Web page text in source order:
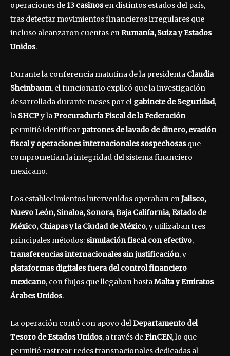
operaciones de 13 casinosen distintos estados del país,
tras detectar movimientos financieros irregulares que
incluso alcanzaron cuentas enRumanía, Suiza y Estados
Unidos.
Durante la conferencia matutina de la presidenta Claudia
Sheinbaum, el funcionario explicó que la investigación —
desarrollada durante meses por el gabinete de Seguridad,
la SHCPy laProcuraduría Fiscal de la Federación—
permitió identificar patrones de lavado de dinero, evasión
fiscal y operaciones internacionales sospechosasque
comprometían la integridad del sistema financiero
mexicano.
Los establecimientos intervenidos operaban enJalisco,
Nuevo León, Sinaloa, Sonora, Baja California, Estado de
México, Chiapas y la Ciudad de México, y utilizaban tres
principales métodos: simulación fiscal con efectivo,
transferencias internacionales sin justificación, y
plataformas digitales fuera del control financiero
mexicano, con flujos que llegaban hastaMalta y Emiratos
Árabes Unidos.
La operación contó con apoyo delDepartamento del
Tesoro de Estados Unidos, a través deFinCEN, lo que
permitió rastrear redes transnacionales dedicadas al